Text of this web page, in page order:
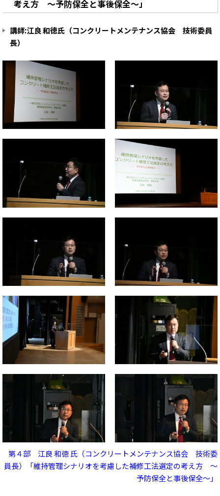
考え方 ～予防保全と事後保全～」
講師:江良 和徳氏（コンクリートメンテナンス協会 技術委員
長）
第４部 江良 和徳 氏（コンクリートメンテナンス協会 技術委
員長）「維持管理シナリオを考慮した補修工法選定の考え方 ～
予防保全と事後保全～」